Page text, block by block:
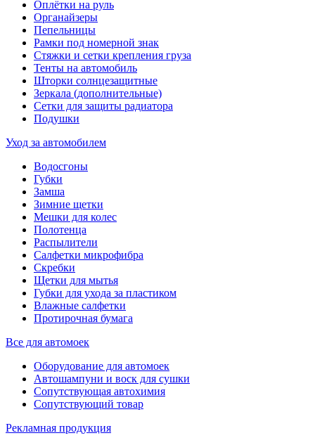
Оплётки на руль
Органайзеры
Пепельницы
Рамки под номерной знак
Стяжки и сетки крепления груза
Тенты на автомобиль
Шторки солнцезащитные
Зеркала (дополнительные)
Сетки для защиты радиатора
Подушки
Уход за автомобилем
Водосгоны
Губки
Замша
Зимние щетки
Мешки для колес
Полотенца
Распылители
Салфетки микрофибра
Скребки
Щетки для мытья
Губки для ухода за пластиком
Влажные салфетки
Протирочная бумага
Все для автомоек
Оборудование для автомоек
Автошампуни и воск для сушки
Сопутствующая автохимия
Сопутствующий товар
Рекламная продукция